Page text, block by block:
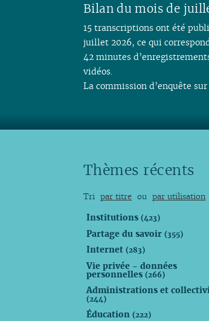
Bilan du mois de
15 transcriptions ont été
juillet 2026, ce qui
42 minutes
vidéos.
La commission d’enquête
Thèmes récents
Tri par titre ou par utilisation
Institutions(423)
Partage du savoir(355)
Internet(283)
Vie privée - données
personnelles(266)
Administrations et
(244)
Éducation(222)